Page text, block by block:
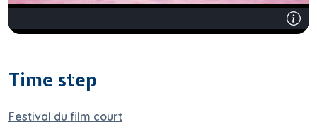
Time step
Festival du film court